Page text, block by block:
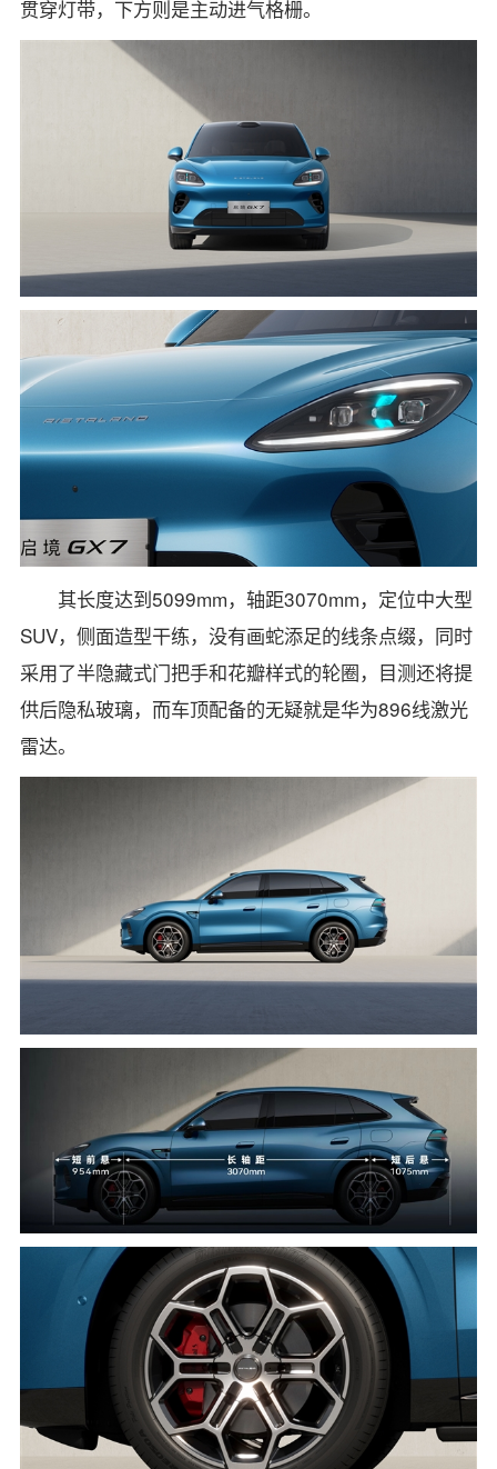
贯穿灯带，下方则是主动进气格栅。
其长度达到5099mm，轴距3070mm，定位中大型
SUV，侧面造型干练，没有画蛇添足的线条点缀，同时
采用了半隐藏式门把手和花瓣样式的轮圈，目测还将提
供后隐私玻璃，而车顶配备的无疑就是华为896线激光
雷达。